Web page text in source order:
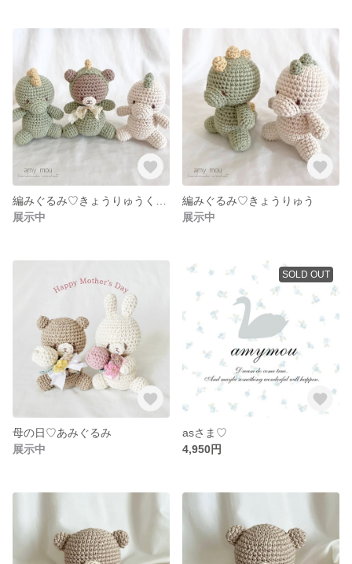
展示中
編みぐるみ♡きょうりゅう
展示中
母の日♡あみぐるみ
展示中
SOLD OUT
asさま♡
4,950円